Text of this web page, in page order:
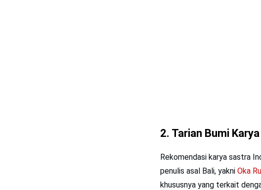
2. Tarian Bumi
Rekomendasi karya sastra
penulis asal Bali, yakni Oka
khususnya yang terkait